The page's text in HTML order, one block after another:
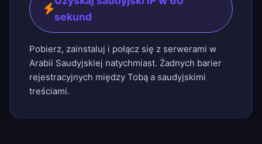
sekund
Pobierz, zainstaluj i połącz się z serwerami w
Arabii Saudyjskiej natychmiast. Żadnych barier
rejestracyjnych między Tobą a saudyjskimi
treściami.